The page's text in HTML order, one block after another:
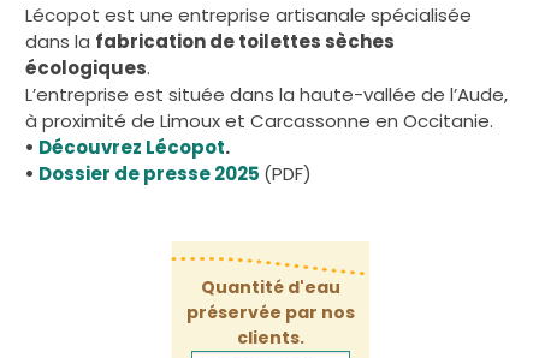
Lécopot est une entreprise artisanale spécialisée
dans la fabrication de toilettes sèches
écologiques.
L’entreprise est située dans la haute-vallée de l’Aude,
à proximité de Limoux et Carcassonne en Occitanie.
• Découvrez Lécopot.
• Dossier de presse 2025 (PDF)
Quantité d'eau
préservée par nos
clients.